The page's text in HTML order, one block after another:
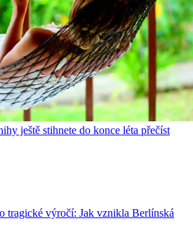
ještě stihnete do konce léta přečíst
tragické výročí: Jak vznikla Berlínská